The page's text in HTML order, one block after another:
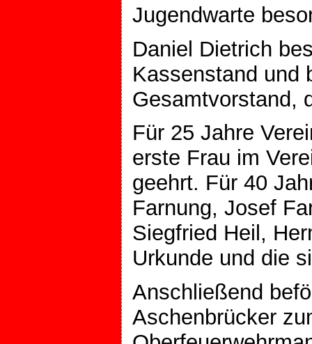
Jugendwarte
Daniel Dietrich
Kassenstand und
Gesamtvorstand,
Für 25 Jahre
erste Frau im
geehrt. Für 40
Farnung, Josef
Siegfried Heil,
Urkunde und die
Anschließend
Aschenbrücker